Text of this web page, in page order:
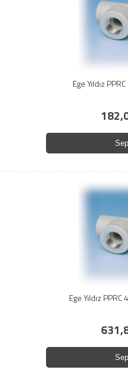
Ege Yıldız
Ege Yıldız